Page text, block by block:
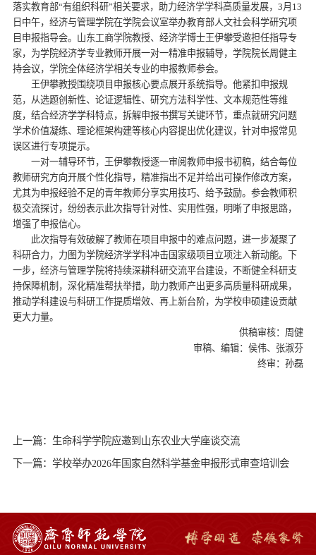
落实教育部“有组织科研”相关要求，助力经济学学科高质量发展，3月13
日中午，经济与管理学院在学院会议室举办教育部人文社会科学研究项
目申报指导会。山东工商学院教授、经济学博士王伊攀受邀担任指导专
家，为学院经济学专业教师开展一对一精准申报辅导，学院院长周健主
持会议，学院全体经济学相关专业的申报教师参会。
王伊攀教授围绕项目申报核心要点展开系统指导。他紧扣申报规
范，从选题创新性、论证逻辑性、研究方法科学性、文本规范性等维
度，结合经济学学科特点，拆解申报书撰写关键环节，重点就研究问题
学术价值凝练、理论框架构建等核心内容提出优化建议，针对申报常见
误区进行专项提示。
一对一辅导环节，王伊攀教授逐一审阅教师申报书初稿，结合每位
教师研究方向开展个性化指导，精准指出不足并给出可操作修改方案，
尤其为申报经验不足的青年教师分享实用技巧、给予鼓励。参会教师积
极交流探讨，纷纷表示此次指导针对性、实用性强，明晰了申报思路，
增强了申报信心。
此次指导有效破解了教师在项目申报中的难点问题，进一步凝聚了
科研合力，力图为学院经济学学科冲击国家级项目立项注入新动能。下
一步，经济与管理学院将持续深耕科研交流平台建设，不断健全科研支
持保障机制，深化精准帮扶举措，助力教师产出更多高质量科研成果，
推动学科建设与科研工作提质增效、再上新台阶，为学校申硕建设贡献
更大力量。
供稿审核：周健
审稿、编辑：侯伟、张淑芬
终审：孙磊
上一篇：生命科学学院应邀到山东农业大学座谈交流
下一篇：学校举办2026年国家自然科学基金申报形式审查培训会